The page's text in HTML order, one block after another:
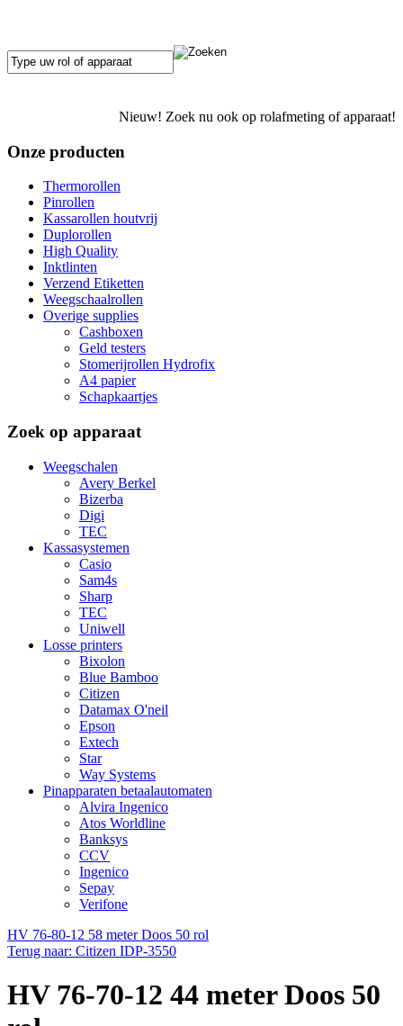
Nieuw! Zoek nu ook op rolafmeting of apparaat!
Onze producten
Thermorollen
Pinrollen
Kassarollen houtvrij
Duplorollen
High Quality
Inktlinten
Verzend Etiketten
Weegschaalrollen
Overige supplies
Cashboxen
Geld testers
Stomerijrollen Hydrofix
A4 papier
Schapkaartjes
Zoek op apparaat
Weegschalen
Avery Berkel
Bizerba
Digi
TEC
Kassasystemen
Casio
Sam4s
Sharp
TEC
Uniwell
Losse printers
Bixolon
Blue Bamboo
Citizen
Datamax O'neil
Epson
Extech
Star
Way Systems
Pinapparaten betaalautomaten
Alvira Ingenico
Atos Worldline
Banksys
CCV
Ingenico
Sepay
Verifone
HV 76-80-12 58 meter Doos 50 rol
Terug naar: Citizen IDP-3550
HV 76-70-12 44 meter Doos 50